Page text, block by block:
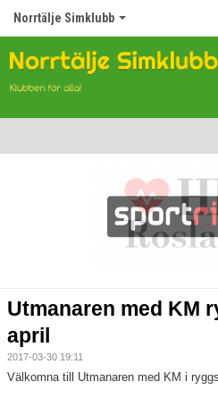
Norrtälje Simklubb
Anmälan till Simklubben
Utmanaren med KM
april
2017-03-30 19:11
Välkomna till Utmanaren med KM i